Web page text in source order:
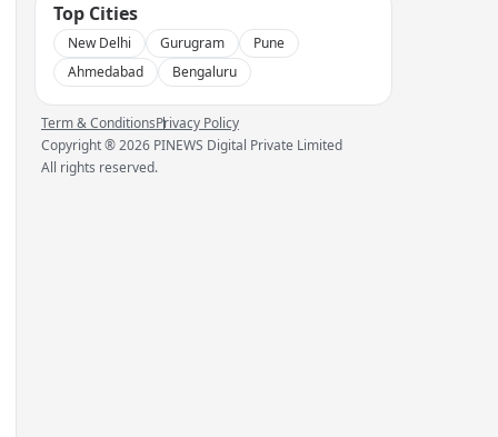
Top Cities
New Delhi Gurugram
Pune
Ahmedabad
Bengaluru
Term & ConditionsPrivacy Policy
Copyright ®2026 PINEWS Digital Private Limited
All rights reserved.